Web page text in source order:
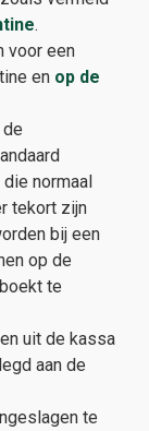
.
voor een
en op de
normaal
tekort zijn
bij een
op de
te
uit de kassa
aan de
te